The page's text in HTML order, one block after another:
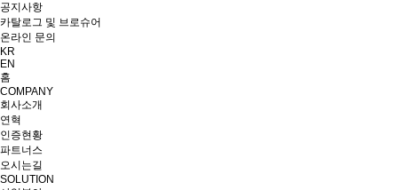
공지사항
카탈로그 및 브로슈어
온라인 문의
KR
EN
홈
COMPANY
회사소개
연혁
인증현황
파트너스
오시는길
SOLUTION